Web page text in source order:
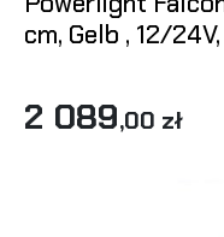
cm, Gelb , 12/
2 089,00 zł